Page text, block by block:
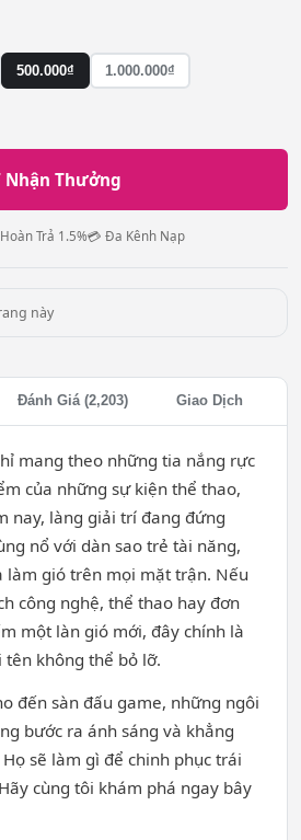
500.000₫ 1.000.000₫
Nhận Thưởng
Trả 1.5%💳 Đa Kênh Nạp
này
Đánh Giá (2,203) Giao Dịch
mang theo những tia nắng rực
của những sự kiện thể thao,
nay, làng giải trí đang đứng
nổ với dàn sao trẻ tài năng,
làm gió trên mọi mặt trận. Nếu
công nghệ, thể thao hay đơn
một làn gió mới, đây chính là
tên không thể bỏ lỡ.
đến sàn đấu game, những ngôi
bước ra ánh sáng và khẳng
sẽ làm gì để chinh phục trái
cùng tôi khám phá ngay bây